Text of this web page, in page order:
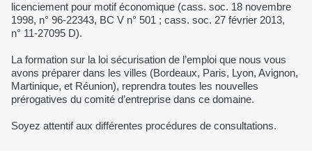
licenciement pour motif économique (cass. soc. 18 novembre
1998, n° 96-22343, BC V n° 501 ; cass. soc. 27 février 2013,
n° 11-27095 D).
La formation sur la loi sécurisation de l’emploi que nous vous
avons préparer dans les villes (Bordeaux, Paris, Lyon, Avignon,
Martinique, et Réunion), reprendra toutes les nouvelles
prérogatives du comité d’entreprise dans ce domaine.
Soyez attentif aux différentes procédures de consultations.